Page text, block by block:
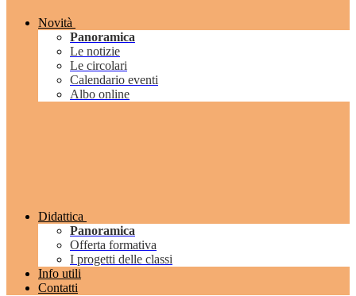
Novità
Panoramica
Le notizie
Le circolari
Calendario eventi
Albo online
Didattica
Panoramica
Offerta formativa
I progetti delle classi
Info utili
Contatti